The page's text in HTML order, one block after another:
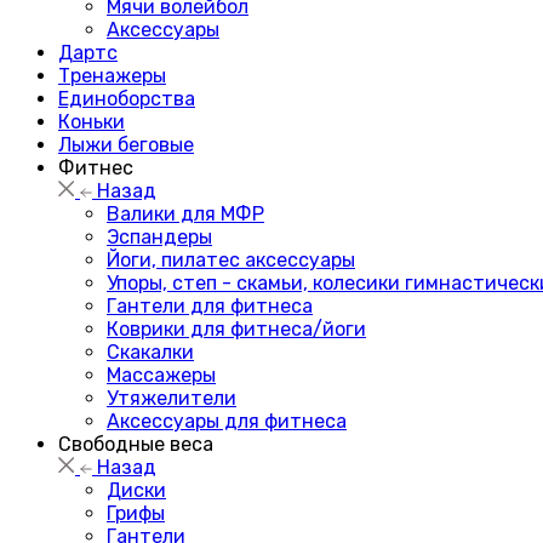
Мячи волейбол
Аксессуары
Дартс
Тренажеры
Единоборства
Коньки
Лыжи беговые
Фитнес
Назад
Валики для МФР
Эспандеры
Йоги, пилатес аксессуары
Упоры, степ - скамьи, колесики
Гантели для фитнеса
Коврики для фитнеса/йоги
Скакалки
Массажеры
Утяжелители
Аксессуары для фитнеса
Свободные веса
Назад
Диски
Грифы
Гантели